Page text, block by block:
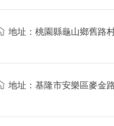
地址：桃園縣龜山鄉舊路
地址：基隆市安樂區麥金